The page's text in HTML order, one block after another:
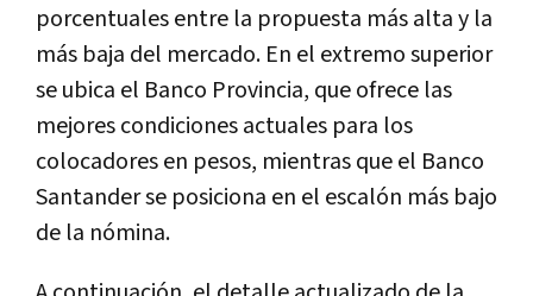
porcentuales entre la propuesta más alta y la
más baja del mercado. En el extremo superior
se ubica el Banco Provincia, que ofrece las
mejores condiciones actuales para los
colocadores en pesos, mientras que el Banco
Santander se posiciona en el escalón más bajo
de la nómina.